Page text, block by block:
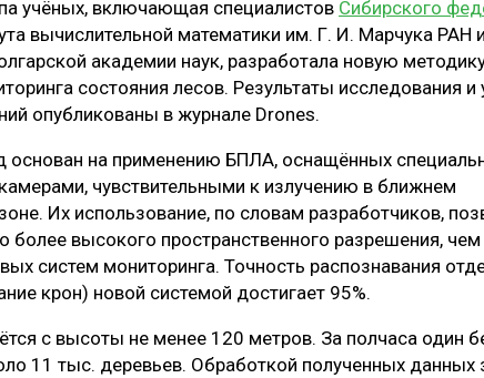
И ЗАЩИТА
ПЛИТ
СУШКА ДРЕВЕСИНЫ
МЕБЕЛЬНОЕ ПРОИЗВОДСТВО
учёных, включающая специалистов Сибирского
вычислительной математики им. Г. И. Марчука РАН
академии наук, разработала новую
состояния лесов. Результаты исследования и
опубликованы в журнале Drones.
на применению БПЛА, оснащённых
чувствительными к излучению в ближнем
Их использование, по словам разработчиков,
более высокого пространственного разрешения, чем
систем мониторинга. Точность распознавания
крон) новой системой достигает 95%.
с высоты не менее 120 метров. За полчаса один
11 тыс. деревьев. Обработкой полученных данных